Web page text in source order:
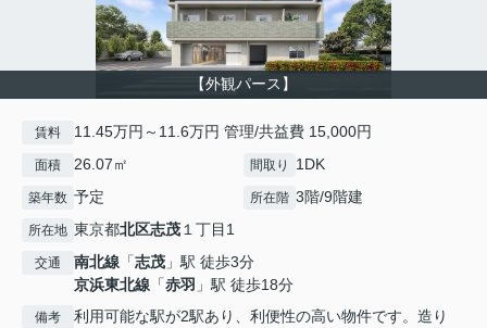
【外観パース】
賃料 11.45万円～11.6万円 管理/共益費 15,000円
面積 26.07㎡ 間取り 1DK
築年数 予定 所在階 3階/9階建
所在地 東京都北区志茂１丁目1
交通 南北線 「志茂 」駅 徒歩3分
京浜東北線 「赤羽 」駅 徒歩18分
備考
利用可能な駅が2駅あり、利便性の高い物件です。造り